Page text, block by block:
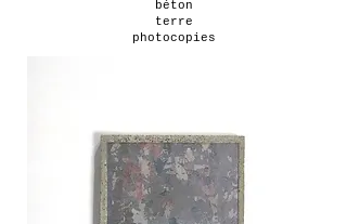
béton
terre
photocopies